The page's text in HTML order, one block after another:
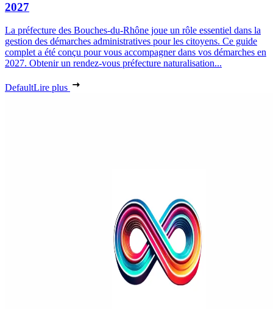
2027
La préfecture des Bouches-du-Rhône joue un rôle essentiel dans la
gestion des démarches administratives pour les citoyens. Ce guide
complet a été conçu pour vous accompagner dans vos démarches en
2027. Obtenir un rendez-vous préfecture naturalisation...
DefaultLire plus